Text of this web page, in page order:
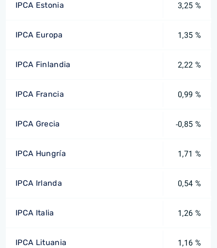
IPCA Estonia 3,25 %
IPCA Europa 1,35 %
IPCA Finlandia 2,22 %
IPCA Francia 0,99 %
IPCA Grecia -0,85 %
IPCA Hungría 1,71 %
IPCA Irlanda 0,54 %
IPCA Italia 1,26 %
IPCA Lituania 1,16 %